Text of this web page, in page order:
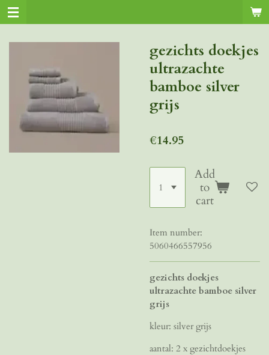
Skip
to
gezichts doekjes
ultrazachte
bamboe silver
grijs
€14.95
Add
to
cart
Item number:
5060466557956
gezichts doekjes
ultrazachte bamboe silver
grijs
kleur: silver grijs
aantal: 2 x gezichtdoekjes